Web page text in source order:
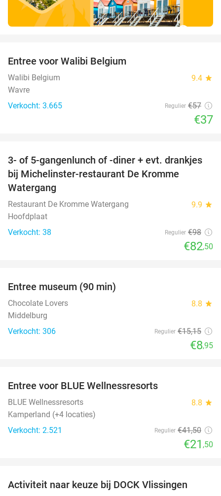
Entree voor Walibi Belgium
Walibi Belgium 9.4 star
Wavre
Verkocht: 3.665
Regulier €57
€37
16%
3- of 5-gangenlunch of -diner + evt. drankjes
bij Michelinster-restaurant De Kromme
Watergang
Restaurant De Kromme Watergang 9.9 star
Hoofdplaat
Verkocht: 38
Regulier €98
€82,50
Entree museum (90 min)
Chocolate Lovers 8.8 star
Middelburg
Verkocht: 306
Regulier €15,15
€8,95
Entree voor BLUE Wellnessresorts
BLUE Wellnessresorts 8.8 star
Kamperland (+4 locaties)
Verkocht: 2.521
Regulier €41,50
€21 ,50
Activiteit naar keuze bij DOCK Vlissingen